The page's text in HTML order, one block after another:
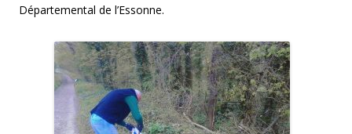
Départemental de l’Essonne.